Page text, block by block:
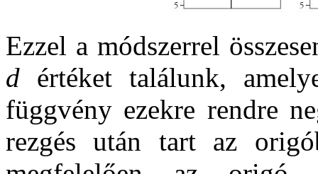
Ezzel a módszerrel
d értéket találunk,
függvény ezekre rendre
rezgés után tart az